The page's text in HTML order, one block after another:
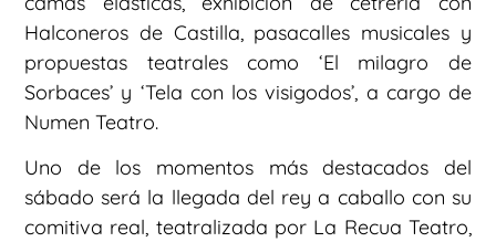
Halconeros de Castilla, pasacalles musicales y
propuestas teatrales como ‘El milagro de
Sorbaces’ y ‘Tela con los visigodos’, a cargo de
Numen Teatro.
Uno de los momentos más destacados del
sábado será la llegada del rey a caballo con su
comitiva real, teatralizada por La Recua Teatro,